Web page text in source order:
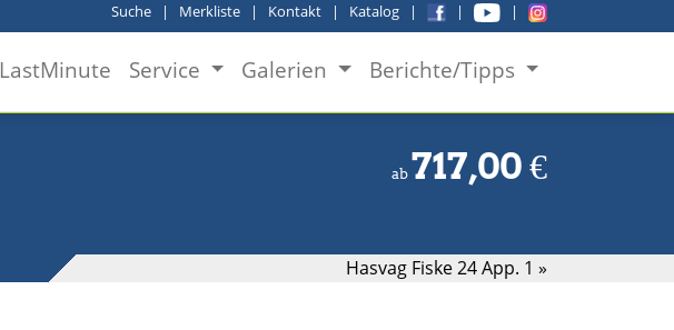
Suche| Merkliste| Kontakt| Katalog| | |
LastMinute Service Galerien Berichte/Tipps
ab 717,00€
Hasvag Fiske 24 App. 1 »